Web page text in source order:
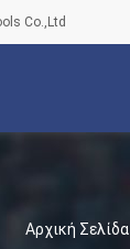
Co.,Ltd
Αρχική Σελίδα